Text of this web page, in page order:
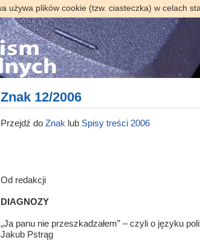
używa plików cookie (tzw. ciasteczka) w celach
Znak 12/2006
Przejdź do Znak lub Spisy treści 2006
Od redakcji
DIAGNOZY
„Ja panu nie przeszkadzałem” – czyli o języku
Jakub Pstrąg